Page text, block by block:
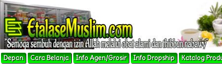
Depan Cara Belanja Info Agen/Grosir Info Dropship
Katalog